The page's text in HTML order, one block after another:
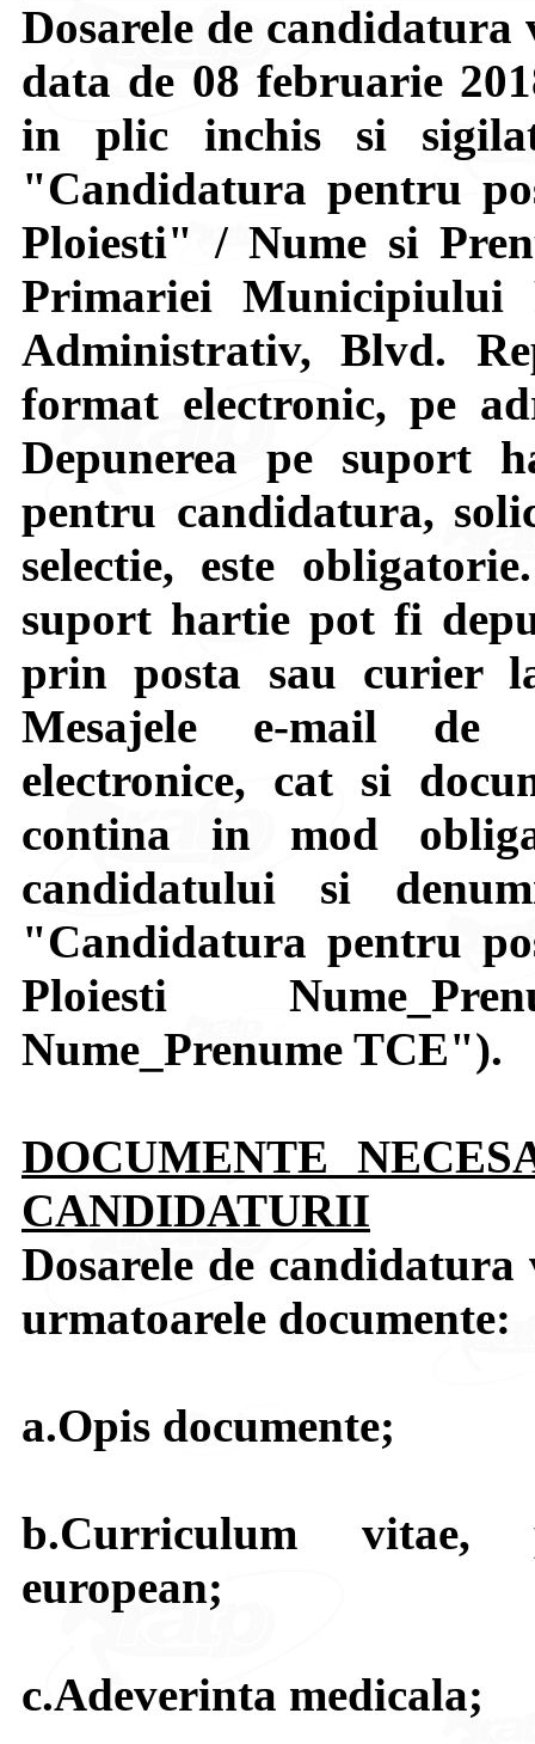
Dosarele de
data de 08 februarie
in plic inchis si
"Candidatura pentru
Ploiesti" / Nume si
Primariei Municipiului
Administrativ, Blvd.
format electronic, pe
Depunerea pe suport
pentru candidatura,
selectie, este
suport hartie pot fi
prin posta sau curier
Mesajele e-mail de
electronice, cat si
contina in mod
candidatului si
"Candidatura pentru
Ploiesti
Nume_Prenume TCE").
DOCUMENTE
CANDIDATURII
Dosarele de
urmatoarele documente:
a.Opis documente;
b.Curriculum vitae,
european;
c.Adeverinta medicala;